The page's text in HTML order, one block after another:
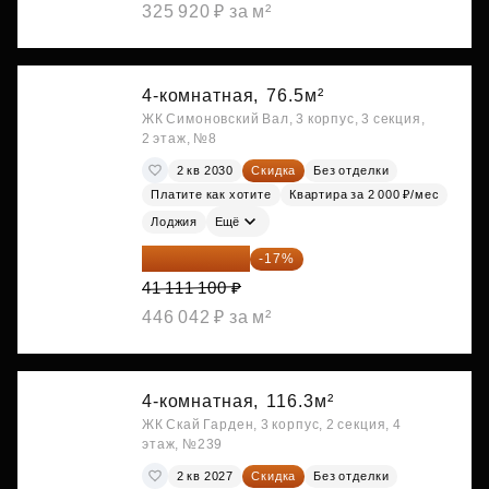
325 920 ₽ за м²
4-комнатная, 76.5м²
ЖК Симоновский Вал, 3 корпус, 3 секция,
2 этаж, №8
2 кв 2030 Скидка
Без отделки
Платите как хотите
Квартира за 2 000 ₽/мес
Лоджия Ещё
34 122 213 ₽ -17%
41 111 100 ₽
446 042 ₽ за м²
4-комнатная, 116.3м²
ЖК Скай Гарден, 3 корпус, 2 секция, 4
этаж, №239
2 кв 2027 Скидка Без отделки